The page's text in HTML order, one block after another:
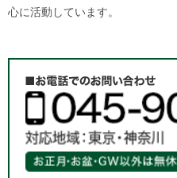
心に活動しています。